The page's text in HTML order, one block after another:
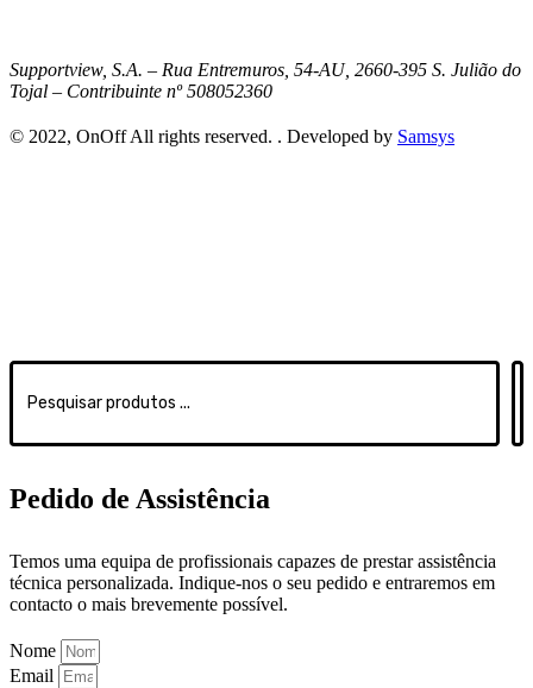
Supportview, S.A. – Rua Entremuros, 54-AU, 2660-395 S. Julião do
Tojal – Contribuinte nº 508052360
© 2022, OnOff All rights reserved. . Developed by Samsys
Search
Pedido de Assistência
Temos uma equipa de profissionais capazes de prestar assistência
técnica personalizada. Indique-nos o seu pedido e entraremos em
contacto o mais brevemente possível.
Nome
Email